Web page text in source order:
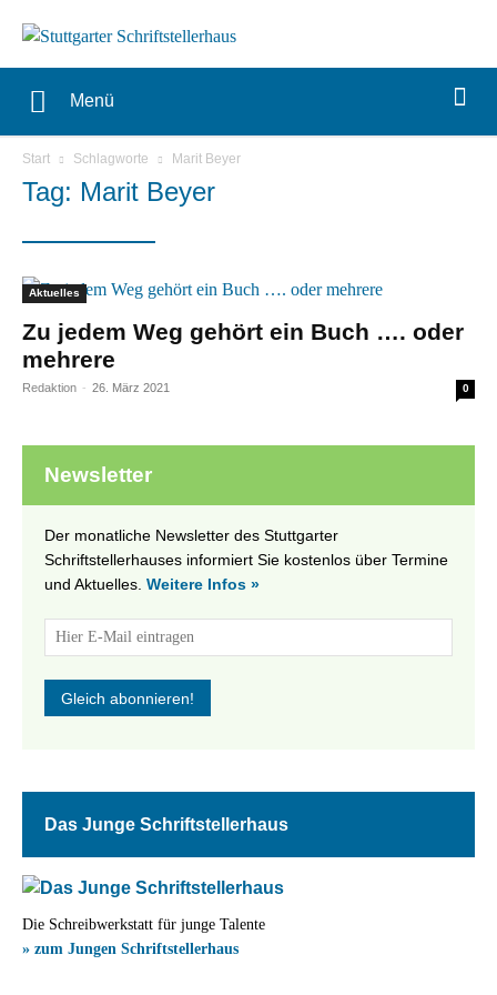
Menü
Start Schlagworte Marit Beyer
Tag: Marit Beyer
Aktuelles
Zu jedem Weg gehört ein Buch …. oder
mehrere
Redaktion - 26. März 2021 0
Newsletter
Der monatliche Newsletter des Stuttgarter
Schriftstellerhauses informiert Sie kostenlos über Termine
und Aktuelles. Weitere Infos »
Das Junge Schriftstellerhaus
Die Schreibwerkstatt für junge Talente
» zum Jungen Schriftstellerhaus